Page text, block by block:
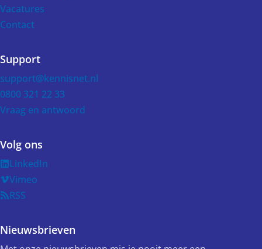
Vacatures
Contact
Support
support@kennisnet.nl
0800 321 22 33
Vraag en antwoord
Volg ons
LinkedIn
Vimeo
RSS
Nieuwsbrieven